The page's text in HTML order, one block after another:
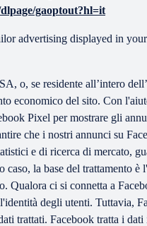
gaoptout?hl=it
advertising displayed in
o, se residente all’intero
economico del sito. Con
Pixel per mostrare gli
che i nostri annunci su
e di ricerca di mercato,
caso, la base del trattamento
ci si connetta a
degli utenti. Tuttavia,
trattati. Facebook tratta i